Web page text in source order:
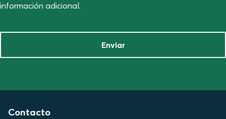
información adicional.
Enviar
Contacto